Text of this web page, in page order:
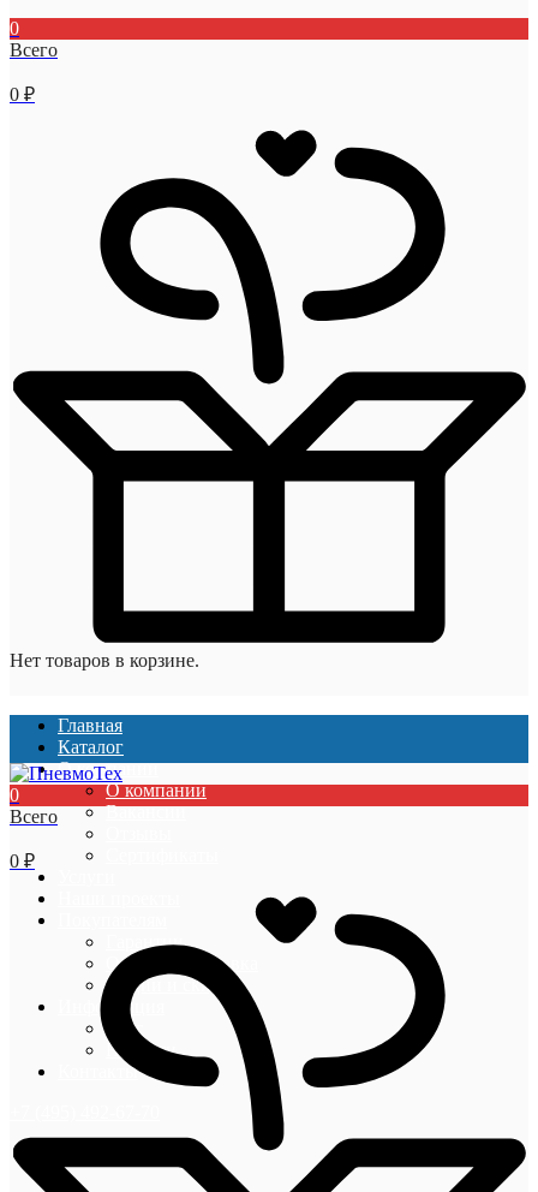
0
Всего
0 ₽
Нет товаров в корзине.
Главная
Каталог
О компании
О компании
Вакансии
Гарантии
Оплата и доставка
Акции и скидки
Информация
Блог
Новости
Контакты
0
Всего
0 ₽